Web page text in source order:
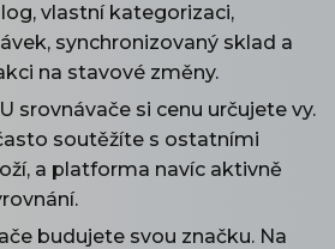
vlastní kategorizaci,
synchronizovaný sklad a
na stavové změny.
U srovnávače si cenu určujete vy.
soutěžíte s ostatními
a platforma navíc aktivně
budujete svou značku. Na